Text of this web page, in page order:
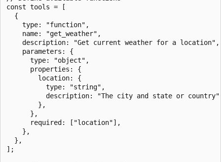
const tools = [
  {
    type: "function",
    name: "get_weather",
    description: "Get current weather for a location",
    parameters: {
      type: "object",
      properties: {
        location: {
          type: "string",
description: "The city and state or
        },
      },
      required: ["location"],
    },
  },
];